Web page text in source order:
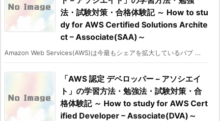
法・試験対策・合格体験記 ～ How to stu
dy for AWS Certified Solutions Archite
ct – Associate(SAA)～
Amazon Web Services(AWS)は今最もシェアを拡大しているパブ ...
「AWS 認定 デベロッパー – アソシエイ
ト」の学習方法・勉強法・試験対策・合
格体験記 ～ How to study for AWS Cert
ified Developer – Associate(DVA)～